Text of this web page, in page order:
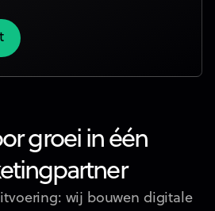
groei in één
wij bouwen digitale